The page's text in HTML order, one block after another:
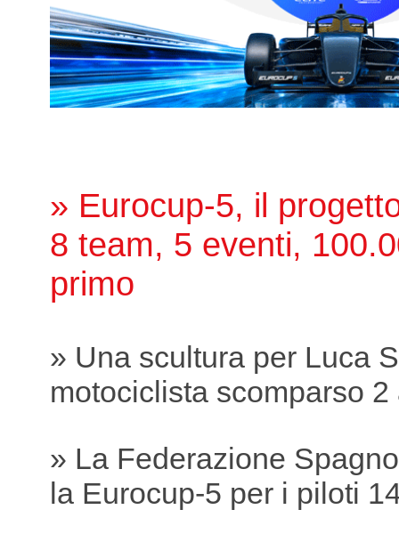
» Eurocup-5, il
8 team, 5 eventi,
primo
» Una scultura per Luca
motociclista scomparso 2
» La Federazione
la Eurocup-5 per i piloti